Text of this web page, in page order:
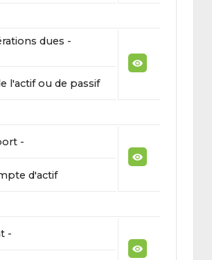
dues -
l'actif ou de passif
-
d'actif
-